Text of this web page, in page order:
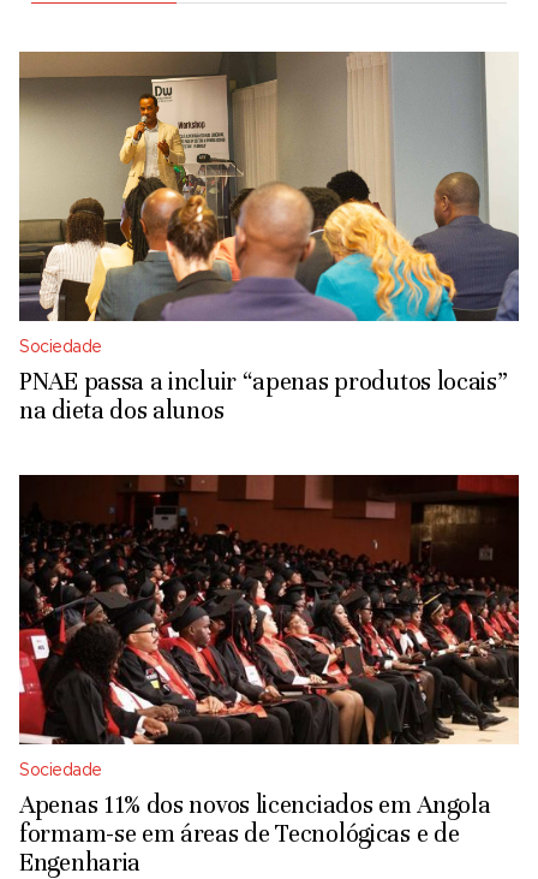
Sociedade
PNAE passa a incluir “apenas produtos locais”
na dieta dos alunos
Sociedade
Apenas 11% dos novos licenciados em Angola
formam-se em áreas de Tecnológicas e de
Engenharia